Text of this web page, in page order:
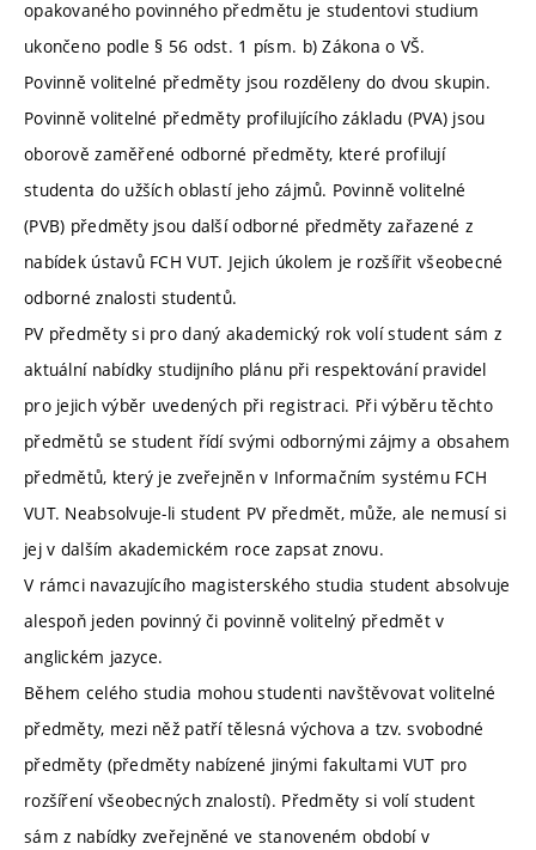
opakovaného povinného předmětu je studentovi studium
ukončeno podle § 56 odst. 1 písm. b) Zákona o VŠ.
Povinně volitelné předměty jsou rozděleny do dvou skupin.
Povinně volitelné předměty profilujícího základu (PVA) jsou
oborově zaměřené odborné předměty, které profilují
studenta do užších oblastí jeho zájmů. Povinně volitelné
(PVB) předměty jsou další odborné předměty zařazené z
nabídek ústavů FCH VUT. Jejich úkolem je rozšířit všeobecné
odborné znalosti studentů.
PV předměty si pro daný akademický rok volí student sám z
aktuální nabídky studijního plánu při respektování pravidel
pro jejich výběr uvedených při registraci. Při výběru těchto
předmětů se student řídí svými odbornými zájmy a obsahem
předmětů, který je zveřejněn v Informačním systému FCH
VUT. Neabsolvuje-li student PV předmět, může, ale nemusí si
jej v dalším akademickém roce zapsat znovu.
V rámci navazujícího magisterského studia student absolvuje
alespoň jeden povinný či povinně volitelný předmět v
anglickém jazyce.
Během celého studia mohou studenti navštěvovat volitelné
předměty, mezi něž patří tělesná výchova a tzv. svobodné
předměty (předměty nabízené jinými fakultami VUT pro
rozšíření všeobecných znalostí). Předměty si volí student
sám z nabídky zveřejněné ve stanoveném období v